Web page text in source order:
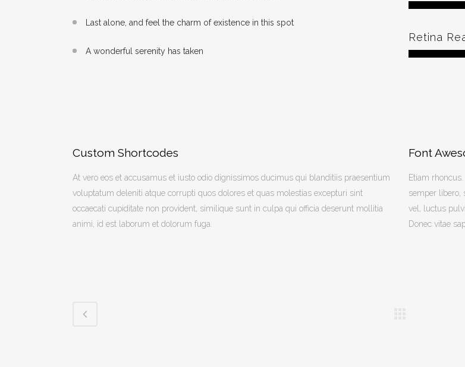
Last alone, and feel the charm of existence in this spot
A wonderful serenity has taken
Retina
Custom Shortcodes
At vero eos et accusamus et iusto odio dignissimos ducimus qui blanditiis praesentium
voluptatum deleniti atque corrupti quos dolores et quas molestias excepturi sint
occaecati cupiditate non provident, similique sunt in culpa qui officia deserunt mollitia
animi, id est laborum et dolorum fuga.
Font
Etiam
semper libero,
vel, luctus
Donec vitae